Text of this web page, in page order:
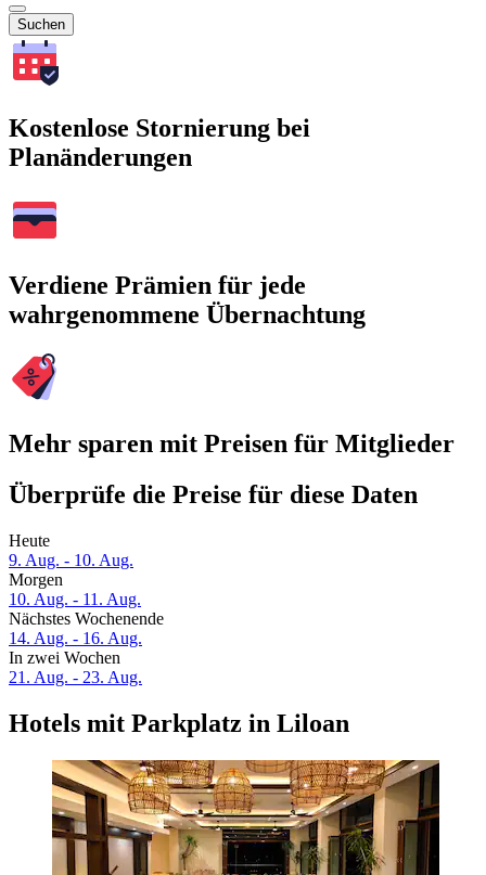
Suchen
Kostenlose Stornierung bei
Planänderungen
Verdiene Prämien für jede
wahrgenommene Übernachtung
Mehr sparen mit Preisen für Mitglieder
Überprüfe die Preise für diese Daten
Heute
9. Aug. - 10. Aug.
Morgen
10. Aug. - 11. Aug.
Nächstes Wochenende
14. Aug. - 16. Aug.
In zwei Wochen
21. Aug. - 23. Aug.
Hotels mit Parkplatz in Liloan